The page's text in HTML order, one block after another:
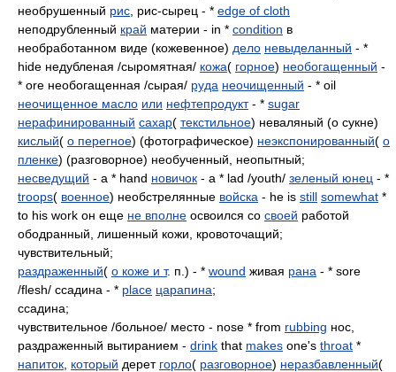
необрушенный рис , рис-сырец - * edge of cloth
неподрубленный край материи - in * condition в
необработанном виде (кожевенное) дело невыделанный - *
hide недубленая /сыромятная/ кожа( горное) необогащенный -
* ore необогащенная /сырая/ руда неочищенный - * oil
неочищенное масло или нефтепродукт- * sugar
нерафинированный сахар( текстильное) неваляный (о сукне)
кислый( о перегное) (фотографическое) неэкспонированный( о
пленке) (разговорное) необученный, неопытный;
несведущий - a * hand новичок - a * lad /youth/ зеленый юнец - *
troops( военное) необстрелянные войска - he is still somewhat *
to his work он еще не вполне освоился со своей работой
ободранный, лишенный кожи, кровоточащий;
чувствительный;
раздраженный( о коже и т. п.) - * wound живая рана - * sore
/flesh/ ссадина - * place царапина;
ссадина;
чувствительное /больное/ место - nose * from rubbing нос,
раздраженный вытиранием - drink that makes one's throat *
напиток который дерет горло( разговорное) неразбавленный(